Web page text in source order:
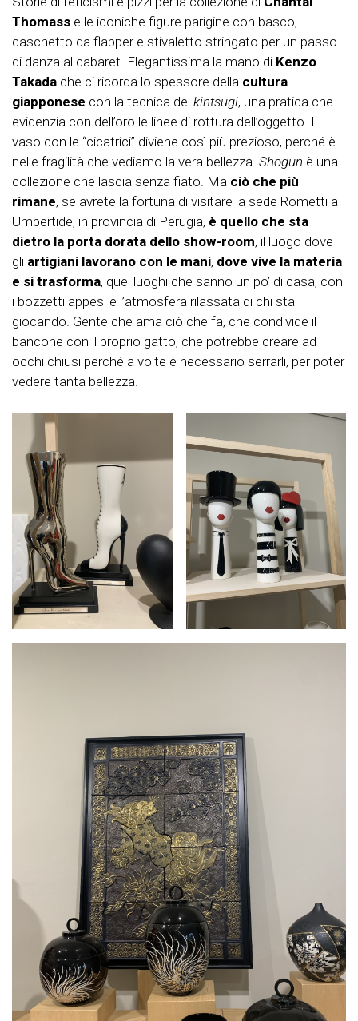
Thomass e le iconiche figure parigine con basco,
caschetto da flapper e stivaletto stringato per un passo
di danza al cabaret. Elegantissima la mano di Kenzo
Takada che ci ricorda lo spessore della cultura
giapponese con la tecnica del kintsugi, una pratica che
evidenzia con dell’oro le linee di rottura dell’oggetto. Il
vaso con le “cicatrici” diviene così più prezioso, perché è
nelle fragilità che vediamo la vera bellezza. Shogun è una
collezione che lascia senza fiato. Ma ciò che più
rimane, se avrete la fortuna di visitare la sede Rometti a
Umbertide, in provincia di Perugia, è quello che sta
dietro la porta dorata dello show-room, il luogo dove
gli artigiani lavorano con le mani, dove vive la materia
e si trasforma, quei luoghi che sanno un po’ di casa, con
i bozzetti appesi e l’atmosfera rilassata di chi sta
giocando. Gente che ama ciò che fa, che condivide il
bancone con il proprio gatto, che potrebbe creare ad
occhi chiusi perché a volte è necessario serrarli, per poter
vedere tanta bellezza.